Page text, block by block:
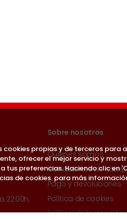
22:00h.
Sobre nosotros
Quienes somos
Condiciones de
Pago y devoluciones
Política de cookies
Política de Protección
cookies propias y de terceros para
ofrecer el mejor servicio y
tus preferencias. Haciendo clic en
de cookies. para más